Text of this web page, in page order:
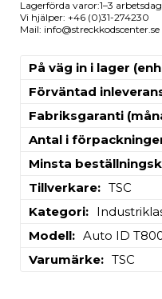
Lagerförda varor:1–3
Vi hjälper: +46 (0)31-274230
Mail: info@streckkodscenter.se
På väg in i lager
Förväntad
Fabriksgaranti
Antal i
Minsta
Tillverkare
TSC
Kategori
Modell
Auto ID
Varumärke
TSC